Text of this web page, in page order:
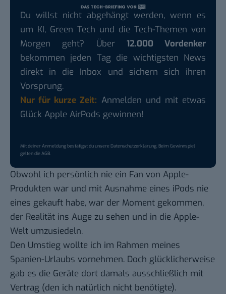
Du willst nicht abgehängt werden, wenn es
um KI, Green Tech und die Tech-Themen von
Morgen geht? Über 12.000 Vordenker
bekommen jeden Tag die wichtigsten News
direkt in die Inbox und sichern sich ihren
Vorsprung.
Nur für kurze Zeit: Anmelden und mit etwas
Glück Apple AirPods gewinnen!
Mit deiner Anmeldung bestätigst du unsereDatenschutzerklärung. Beim Gewinnspiel
gelten dieAGB.
Obwohl ich persönlich nie ein Fan von Apple-
Produkten war und mit Ausnahme eines iPods nie
eines gekauft habe, war der Moment gekommen,
der Realität ins Auge zu sehen und in die Apple-
Welt umzusiedeln.
Den Umstieg wollte ich im Rahmen meines
Spanien-Urlaubs vornehmen. Doch glücklicherweise
gab es die Geräte dort damals ausschließlich mit
Vertrag (den ich natürlich nicht benötigte).